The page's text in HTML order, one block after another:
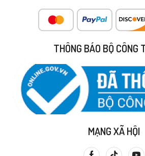
THÔNG BÁO BỘ CÔNG
MẠNG XÃ HỘI